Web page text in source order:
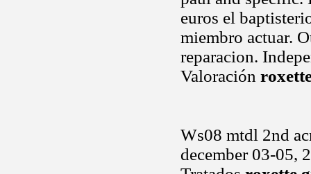
euros el
miembro actuar.
reparacion.
Valoración
Ws08 mtdl 2nd
december 03-05,